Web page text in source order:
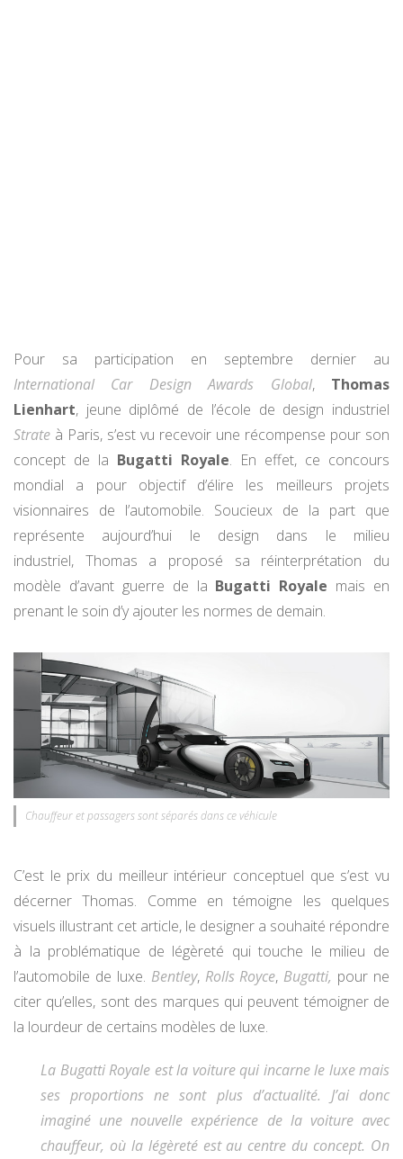
Pour sa participation en septembre dernier au
International Car Design Awards Global, Thomas
Lienhart, jeune diplômé de l’école de design industriel
Strate à Paris, s’est vu recevoir une récompense pour son
concept de la Bugatti Royale. En effet, ce concours
mondial a pour objectif d’élire les meilleurs projets
visionnaires de l’automobile. Soucieux de la part que
représente aujourd’hui le design dans le milieu
industriel, Thomas a proposé sa réinterprétation du
modèle d’avant guerre de la Bugatti Royale mais en
prenant le soin d’y ajouter les normes de demain.
Chauffeur et passagers sont séparés dans ce véhicule
C’est le prix du meilleur intérieur conceptuel que s’est vu
décerner Thomas. Comme en témoigne les quelques
visuels illustrant cet article, le designer a souhaité répondre
à la problématique de légèreté qui touche le milieu de
l’automobile de luxe. Bentley, Rolls Royce, Bugatti, pour ne
citer qu’elles, sont des marques qui peuvent témoigner de
la lourdeur de certains modèles de luxe.
La Bugatti Royale est la voiture qui incarne le luxe mais
ses proportions ne sont plus d’actualité. J’ai donc
imaginé une nouvelle expérience de la voiture avec
chauffeur, où la légèreté est au centre du concept. On